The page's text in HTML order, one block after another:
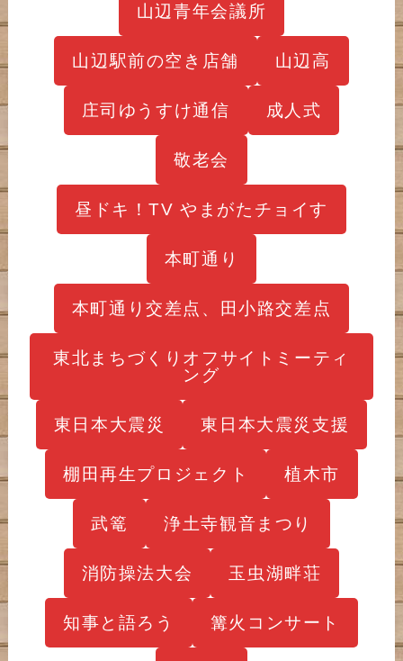
山辺青年会議所
山辺駅前の空き店舗 山辺高
庄司ゆうすけ通信 成人式
敬老会
昼ドキ！TV やまがたチョイす
本町通り
本町通り交差点、田小路交差点
東北まちづくりオフサイトミーティ
ング
東日本大震災 東日本大震災支援
棚田再生プロジェクト 植木市
武篭 浄土寺観音まつり
消防操法大会 玉虫湖畔荘
知事と語ろう 篝火コンサート